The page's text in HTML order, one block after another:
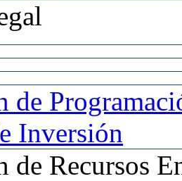
de
Inversión
de Recursos